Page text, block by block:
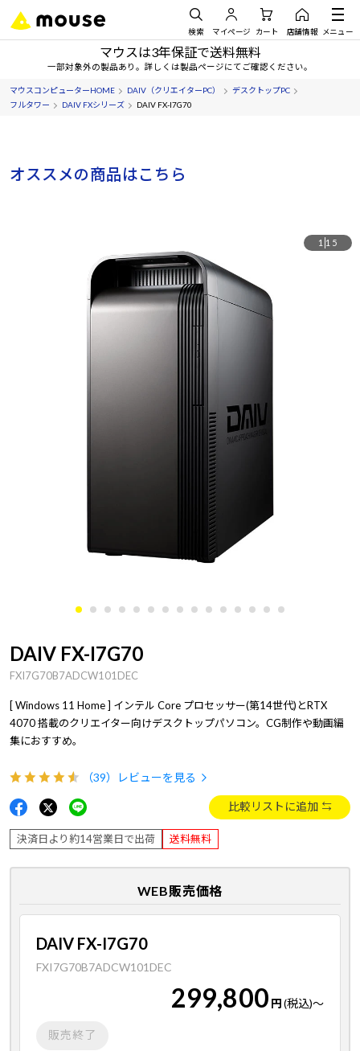
検索 マイページ カート 店舗情報 メニュー
マウスは3年保証で送料無料
一部対象外の製品あり。詳しくは製品ページにてご確認ください。
マウスコンピューターHOME DAIV（クリエイターPC）
デスクトップPC
フルタワー
DAIV FXシリーズ DAIV FX-I7G70
オススメの商品はこちら
1 15
DAIV FX-I7G70
FXI7G70B7ADCW101DEC
[ Windows 11 Home ] インテル Core プロセッサー(第14世代)とRTX
4070 搭載のクリエイター向けデスクトップパソコン。CG制作や動画編
集におすすめ。
（39） レビューを見る
比較リストに追加
決済日より約14営業日で出荷 送料無料
WEB販売価格
DAIV FX-I7G70
FXI7G70B7ADCW101DEC
299,800 円(税込)～
販売終了